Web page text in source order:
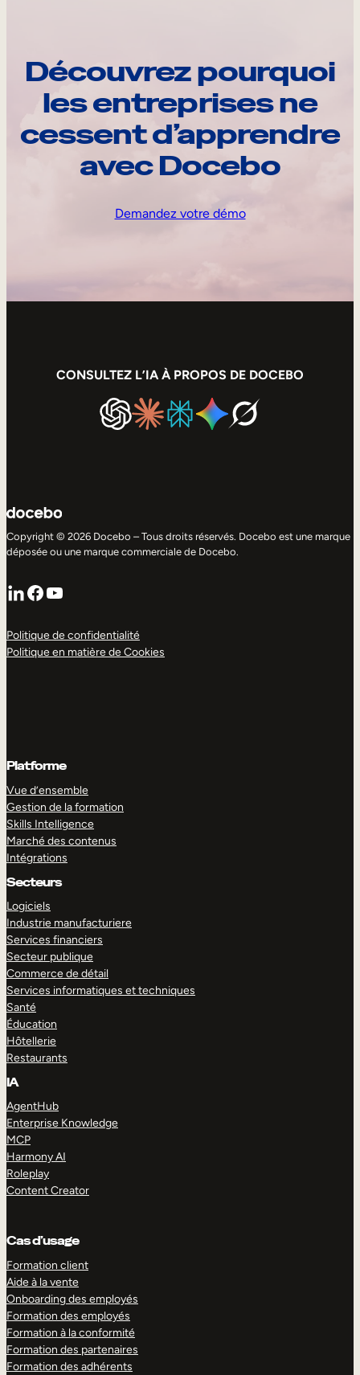
Découvrez pourquoi
les entreprises ne
cessent d’apprendre
avec Docebo
Demandez votre démo
CONSULTEZ L’IA À PROPOS DE DOCEBO
Copyright © 2026 Docebo – Tous droits réservés. Docebo est une marque
déposée ou une marque commerciale de Docebo.
LinkedIn
Facebook
YouTube
Politique de confidentialité
Politique en matière de Cookies
Platforme
Vue d’ensemble
Gestion de la formation
Skills Intelligence
Marché des contenus
Intégrations
Secteurs
Logiciels
Industrie manufacturiere
Services financiers
Secteur publique
Commerce de détail
Services informatiques et techniques
Santé
Éducation
Hôtellerie
Restaurants
IA
AgentHub
Enterprise Knowledge
MCP
Harmony AI
Roleplay
Content Creator
Cas d’usage
Formation client
Aide à la vente
Onboarding des employés
Formation des employés
Formation à la conformité
Formation des partenaires
Formation des adhérents